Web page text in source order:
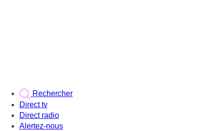
Rechercher
Direct tv
Direct radio
Alertez-nous